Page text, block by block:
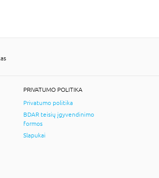
PRIVATUMO POLITIKA
Privatumo politika
BDAR teisių įgyvendinimo
formos
Slapukai